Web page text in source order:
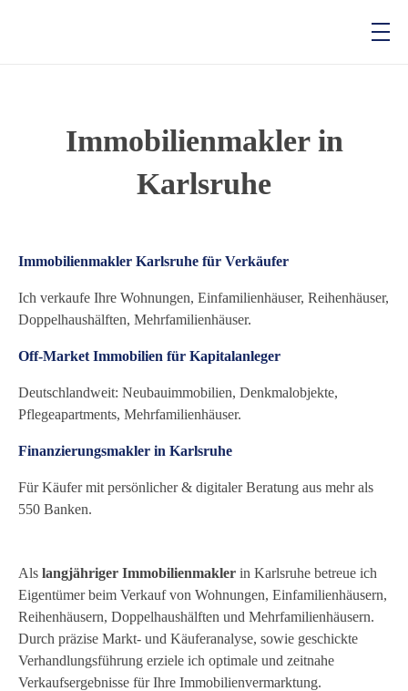
Immobilienmakler in
Karlsruhe
Immobilienmakler Karlsruhe für Verkäufer
Ich verkaufe Ihre Wohnungen, Einfamilienhäuser, Reihenhäuser,
Doppelhaushälften, Mehrfamilienhäuser.
Off-Market Immobilien für Kapitalanleger
Deutschlandweit: Neubauimmobilien, Denkmalobjekte,
Pflegeapartments, Mehrfamilienhäuser.
Finanzierungsmakler in Karlsruhe
Für Käufer mit persönlicher & digitaler Beratung aus mehr als
550 Banken.
Als langjähriger Immobilienmakler in Karlsruhe betreue ich
Eigentümer beim Verkauf von Wohnungen, Einfamilienhäusern,
Reihenhäusern, Doppelhaushälften und Mehrfamilienhäusern.
Durch präzise Markt- und Käuferanalyse, sowie geschickte
Verhandlungsführung erziele ich optimale und zeitnahe
Verkaufsergebnisse für Ihre Immobilienvermarktung.